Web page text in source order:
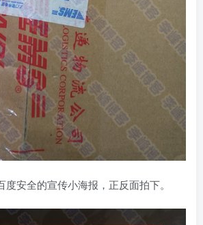
安全的宣传小海报，正反面拍下。